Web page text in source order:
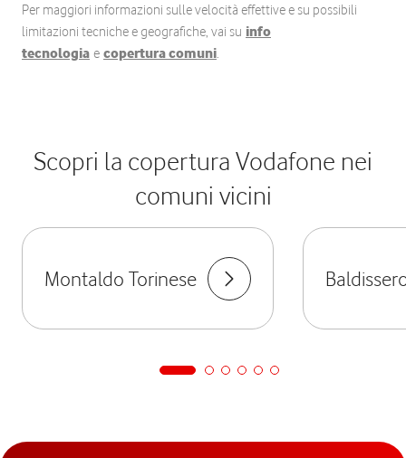
Per maggiori informazioni sulle velocità effettive e su possibili
limitazioni tecniche e geografiche, vai su info
tecnologia e copertura comuni.
Scopri la copertura Vodafone nei
comuni vicini
Montaldo Torinese